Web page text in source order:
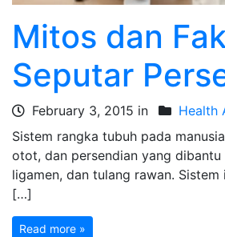
Mitos dan
Seputar
February 3, 2015 in
Health
Sistem rangka tubuh pada
otot, dan persendian yang dibantu
ligamen, dan tulang rawan.
[…]
Read more »